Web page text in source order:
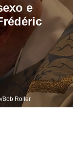
e
Bob Roller